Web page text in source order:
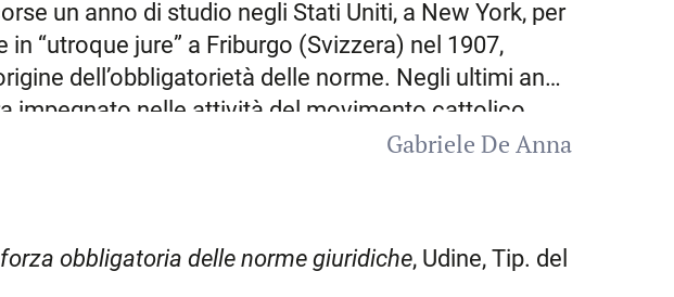
un anno di studio negli Stati Uniti, a New York, per
“utroque jure” a Friburgo (Svizzera) nel 1907,
dell’obbligatorietà delle norme. Negli ultimi anni
impegnato nelle attività del movimento cattolico
per questo, dalla Svizzera a Milano. Nel 1907 si
per ricoprire la carica di direttore del Segretariato
1910 ottenne l’equipollenza della laurea in
Gabriele De Anna
obbligatoria delle norme giuridiche, Udine, Tip. del